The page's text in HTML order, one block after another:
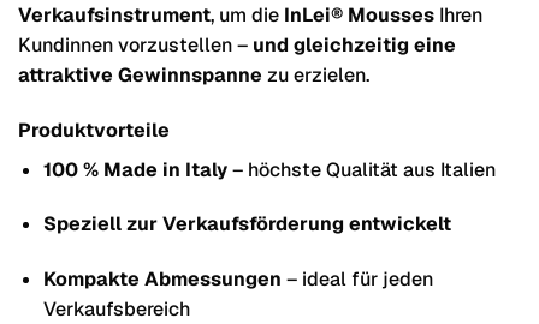
Verkaufsinstrument, um die InLei® Mousses Ihren
Kundinnen vorzustellen – und gleichzeitig eine
attraktive Gewinnspanne zu erzielen.
Produktvorteile
100 % Made in Italy– höchste Qualität aus Italien
Speziell zur Verkaufsförderung entwickelt
Kompakte Abmessungen – ideal für jeden
Verkaufsbereich